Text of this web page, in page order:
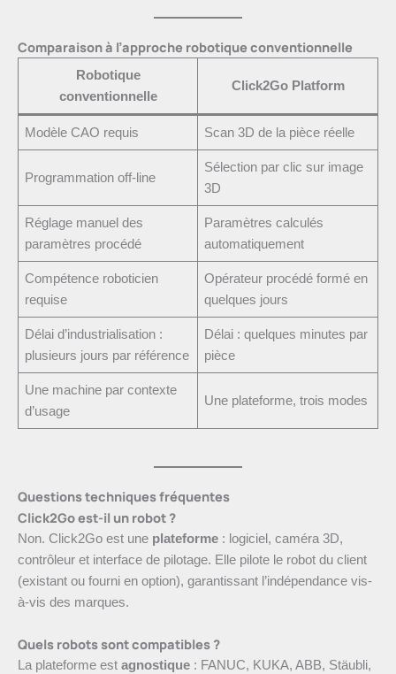
Comparaison à l’approche robotique conventionnelle
Robotique
conventionnelle
Click2Go Platform
Modèle CAO requis Scan 3D de la pièce réelle
Programmation off-line
Sélection par clic sur image
3D
Réglage manuel des
paramètres procédé
Paramètres calculés
automatiquement
Compétence roboticien
requise
Opérateur procédé formé en
quelques jours
Délai d’industrialisation :
plusieurs jours par référence
Délai : quelques minutes par
pièce
Une machine par contexte
d’usage
Une plateforme, trois modes
Questions techniques fréquentes
Click2Go est-il un robot ?
Non. Click2Go est une plateforme : logiciel, caméra 3D,
contrôleur et interface de pilotage. Elle pilote le robot du client
(existant ou fourni en option), garantissant l’indépendance vis-
à-vis des marques.
Quels robots sont compatibles ?
La plateforme est agnostique : FANUC, KUKA, ABB, Stäubli,